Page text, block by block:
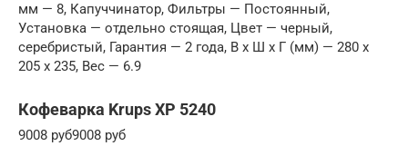
мм — 8, Капуччинатор, Фильтры — Постоянный,
Установка — отдельно стоящая, Цвет — черный,
серебристый, Гарантия — 2 года, В x Ш x Г (мм) — 280 x
205 x 235, Вес — 6.9
Кофеварка Krups XP 5240
9008 руб9008 руб